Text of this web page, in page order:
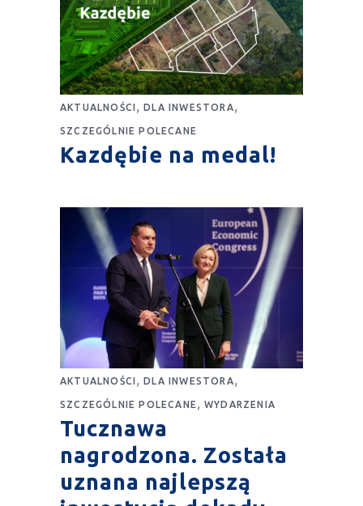
AKTUALNOŚCI ,DLA INWESTORA
SZCZEGÓLNIE POLECANE
Kazdębie na medal!
AKTUALNOŚCI ,DLA INWESTORA,
SZCZEGÓLNIE POLECANE , WYDARZENIA
Tucznawa
nagrodzona. Została
uznana najlepszą